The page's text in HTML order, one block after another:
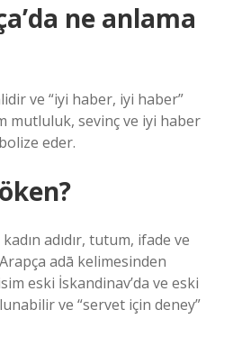
ne anlama
ve “iyi haber, iyi haber”
mutluluk, sevinç ve iyi haber
eder.
adıdır, tutum, ifade ve
adā kelimesinden
ve “servet için deney”